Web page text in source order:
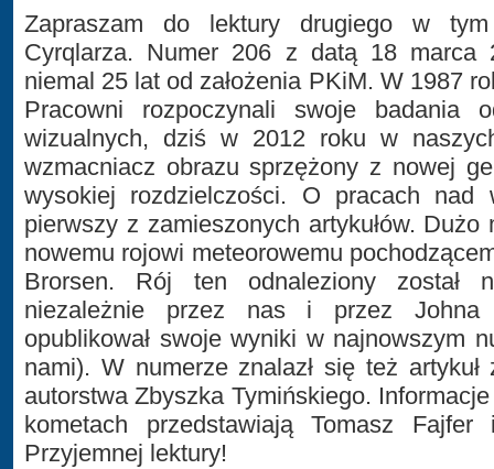
Zapraszam do lektury drugiego w
Cyrqlarza. Numer 206 z datą 18 marca
niemal 25 lat od założenia PKiM. W 1987
Pracowni rozpoczynali swoje badania
wizualnych, dziś w 2012 roku w
wzmacniacz obrazu sprzężony z nowej
wysokiej rozdzielczości. O pracach nad
pierwszy z zamieszonych artykułów.
nowemu rojowi meteorowemu
Brorsen. Rój ten odnaleziony został
niezależnie przez nas i przez Johna
opublikował swoje wyniki w najnowszym
nami). W numerze znalazł się też
autorstwa Zbyszka Tymińskiego.
kometach przedstawiają Tomasz
Przyjemnej lektury!